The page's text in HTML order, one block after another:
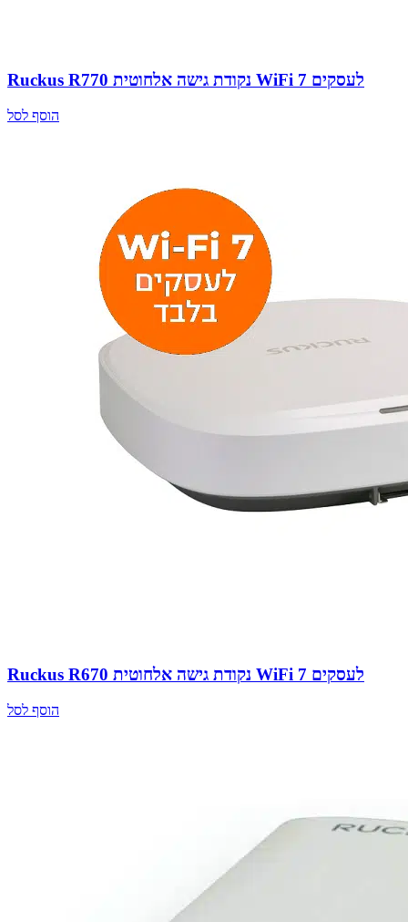
Ruckus R770 נקודת גישה אלחוטית WiFi 7 לעסקים
הוסף לסל
Ruckus R670 נקודת גישה אלחוטית WiFi 7 לעסקים
הוסף לסל